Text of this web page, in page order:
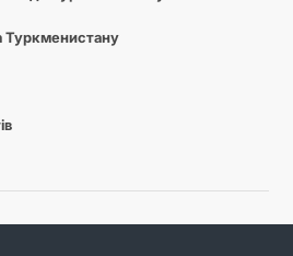
Туркменистану